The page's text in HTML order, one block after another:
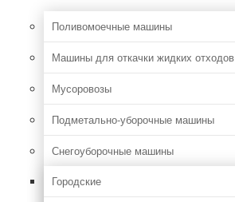
Поливомоечные машины
Машины для откачки жидких отходов
Мусоровозы
Подметально-уборочные машины
Снегоуборочные машины
Городские